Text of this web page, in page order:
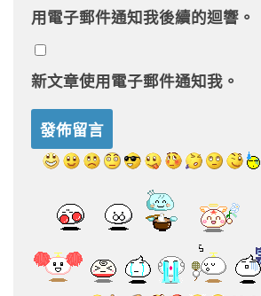
用電子郵件通知我後續的迴響。
新文章使用電子郵件通知我。